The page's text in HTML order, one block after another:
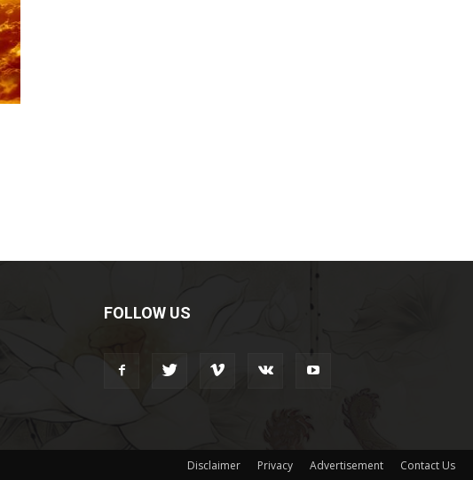
FOLLOW US
Disclaimer Privacy Advertisement Contact Us